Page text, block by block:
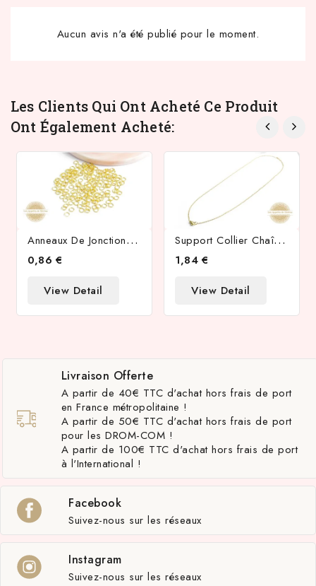
Aucun avis n'a été publié pour le moment.
Les Clients Qui Ont Acheté Ce Produit
Ont Également Acheté:
A
Nneaux De Jonction 4x0.5mm En Laiton
0,86 €
View Detail
S
Upport Collier Chaîne 50cm Avec Rallonge 5cm Acier Inoxydable Or
1,84 €
View Detail
Livraison Offerte
A partir de 40€ TTC d'achat hors frais de port
en France métropolitaine !
A partir de 50€ TTC d'achat hors frais de port
pour les DROM-COM !
A partir de 100€ TTC d'achat hors frais de port
à l'International !
Facebook
Suivez-nous sur les réseaux
Instagram
Suivez-nous sur les réseaux